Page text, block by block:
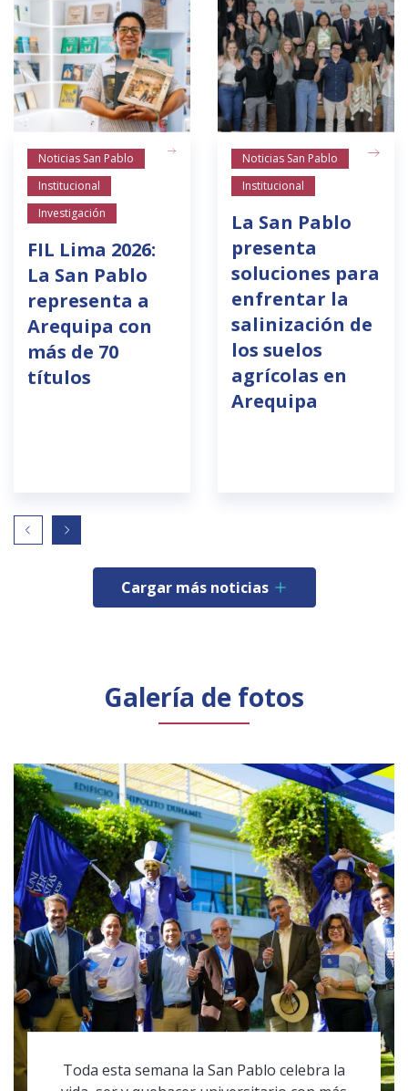
Noticias San Pablo
Institucional
Investigación
FIL Lima 2026:
La San Pablo
representa a
Arequipa con
más de 70
títulos
Noticias San Pablo
Institucional
La San Pablo
presenta
soluciones para
enfrentar la
salinización de
los suelos
agrícolas en
Arequipa
Cargar más noticias
Galería de fotos
Toda esta semana la San Pablo celebra la